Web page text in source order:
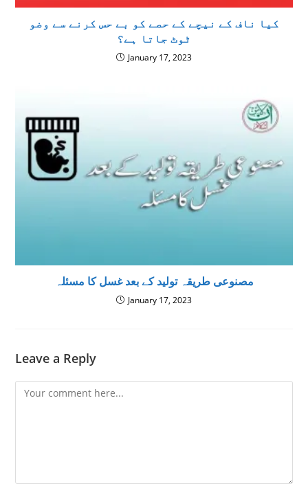
كيا ناف کے نیچے کے حصے کو بے حس كرنے سے وضو
ٹوٹ جاتا ہے؟
January 17, 2023
مصنوعی طریقہ تولید کے بعد غسل كا مسئلہ
January 17, 2023
Leave a Reply
Comment